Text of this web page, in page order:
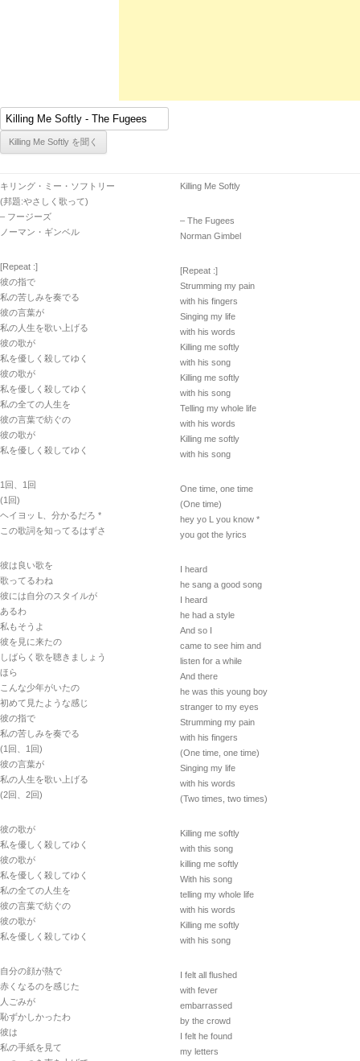
キリング・ミー・ソフトリー
(邦題:やさしく歌って)
– フージーズ
ノーマン・ギンベル
[Repeat :]
彼の指で
私の苦しみを奏でる
彼の言葉が
私の人生を歌い上げる
彼の歌が
私を優しく殺してゆく
彼の歌が
私を優しく殺してゆく
私の全ての人生を
彼の言葉で紡ぐの
彼の歌が
私を優しく殺してゆく
1回、1回
(1回)
ヘイヨッ L、分かるだろ *
この歌詞を知ってるはずさ
彼は良い歌を
歌ってるわね
彼には自分のスタイルが
あるわ
私もそうよ
彼を見に来たの
しばらく歌を聴きましょう
ほら
こんな少年がいたの
初めて見たような感じ
彼の指で
私の苦しみを奏でる
(1回、1回)
彼の言葉が
私の人生を歌い上げる
(2回、2回)
彼の歌が
私を優しく殺してゆく
彼の歌が
私を優しく殺してゆく
私の全ての人生を
彼の言葉で紡ぐの
彼の歌が
私を優しく殺してゆく
自分の顔が熱で
赤くなるのを感じた
人ごみが
恥ずかしかったわ
彼は
私の手紙を見て
Killing Me Softly
– The Fugees
Norman Gimbel
[Repeat :]
Strumming my pain
with his fingers
Singing my life
with his words
Killing me softly
with his song
Killing me softly
with his song
Telling my whole life
with his words
Killing me softly
with his song
One time, one time
(One time)
hey yo L you know *
you got the lyrics
I heard
he sang a good song
I heard
he had a style
And so I
came to see him and
listen for a while
And there
he was this young boy
stranger to my eyes
Strumming my pain
with his fingers
(One time, one time)
Singing my life
with his words
(Two times, two times)
Killing me softly
with this song
killing me softly
With his song
telling my whole life
with his words
Killing me softly
with his song
I felt all flushed
with fever
embarrassed
by the crowd
I felt he found
my letters